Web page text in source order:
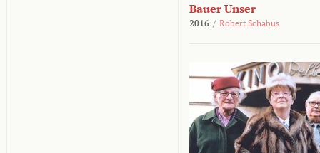
Bauer Unser
2016 / Robert Schabus